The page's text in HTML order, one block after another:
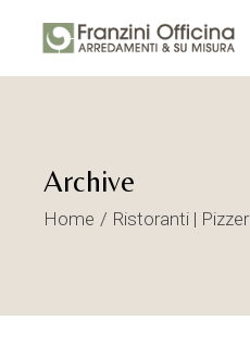
Archive
Home Ristoranti |